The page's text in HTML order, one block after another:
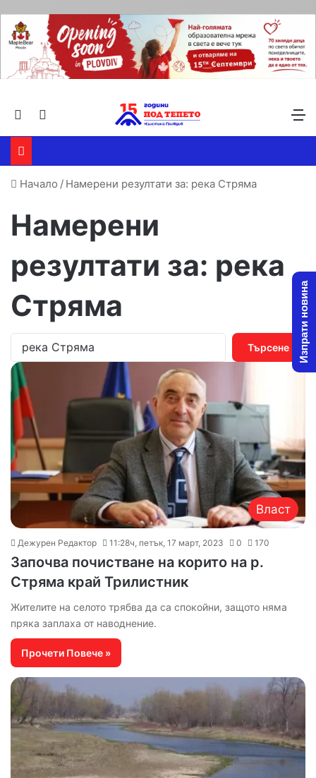
Търсене ...
Начало / Намерени резултати за: река Стряма
Намерени
резултати за: река
Стряма
Т
ъ
е
н
з
а
Власт
Дежурен Редактор 11:28ч, петък, 17 март, 2023 0 170
Започва почистване на корито на р.
Стряма край Трилистник
Жителите на селото трябва да са спокойни, защото няма
пряка заплаха от наводнение.
Прочети Повече »
Изпрати новина